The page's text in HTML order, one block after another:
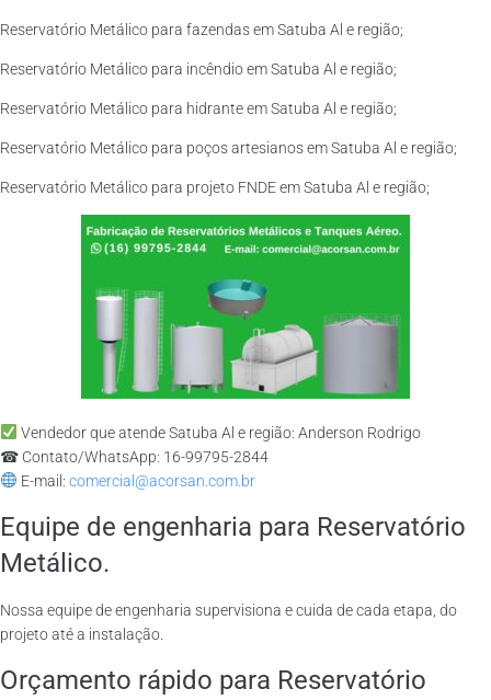
Reservatório Metálico para fazendas em Satuba Al e região;
Reservatório Metálico para incêndio em Satuba Al e região;
Reservatório Metálico para hidrante em Satuba Al e região;
Reservatório Metálico para poços artesianos em Satuba Al e região;
Reservatório Metálico para projeto FNDE em Satuba Al e região;
Vendedor que atende Satuba Al e região: Anderson Rodrigo
☎ Contato/WhatsApp: 16-99795-2844
E-mail: comercial@acorsan.com.br
Equipe de engenharia para Reservatório
Metálico.
Nossa equipe de engenharia supervisiona e cuida de cada etapa, do
projeto até a instalação.
Orçamento rápido para Reservatório